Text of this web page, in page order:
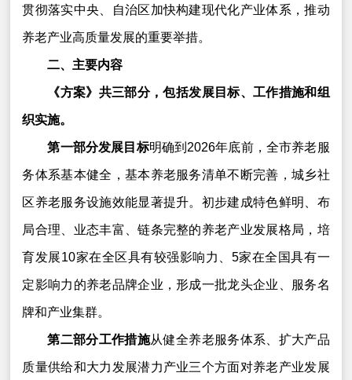
贯彻落实中央、自治区加快构建现代化产业体系，推动
养老产业高质量发展的重要举措。
二、主要内容
《方案》共三部分，包括发展目标、工作措施和组
织实施。
第一部分发展目标明确到2026年底前，全市养老服
务体系基本健全，基本养老服务清单不断完善，城乡社
区养老服务设施效能显著提升。初步建成特色鲜明、布
局合理、业态丰富、链条完整的养老产业发展格局，培
育发展10家在全区具有较强影响力、5家在全国具有一
定影响力的养老品牌企业，形成一批龙头企业、服务名
牌和产业集群。
第二部分工作措施从健全养老服务体系、扩大产品
质量供给和大力发展潜力产业三个方面对养老产业发展